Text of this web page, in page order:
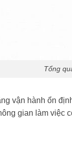
Tổng
vận hành ổn
gian làm việc